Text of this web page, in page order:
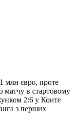
млн євро, проте
матчу в стартовому
2:6 у Конте
з перших